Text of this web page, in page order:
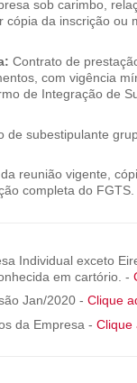
sob carimbo,
da inscrição ou
Contrato de
com vigência
de Integração de
de subestipulante
reunião vigente,
completa do FGTS.
Individual exceto
em cartório. -
Jan/2020 - Clique
da Empresa - Clique